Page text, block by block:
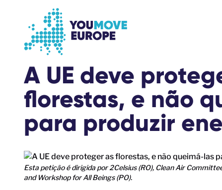
A UE deve
florestas, e não
para produzir
Esta petição é dirigida por 2Celsius (RO), Clean Air
and Workshop for All Beings (PO).